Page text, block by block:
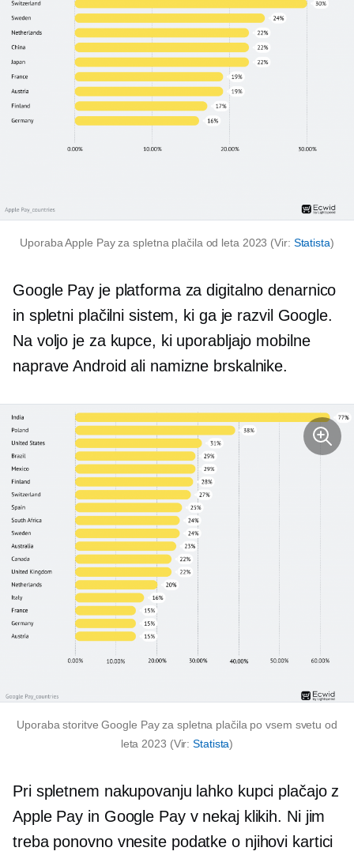
Uporaba Apple Pay za spletna plačila od leta 2023 (Vir: Statista)
Google Pay je platforma za digitalno denarnico
in spletni plačilni sistem, ki ga je razvil Google.
Na voljo je za kupce, ki uporabljajo mobilne
naprave Android ali namizne brskalnike.
Uporaba storitve Google Pay za spletna plačila po vsem svetu od
leta 2023 (Vir:Statista)
Pri spletnem nakupovanju lahko kupci plačajo z
Apple Pay in Google Pay v nekaj klikih. Ni jim
treba ponovno vnesitepodatke o njihovi kartici